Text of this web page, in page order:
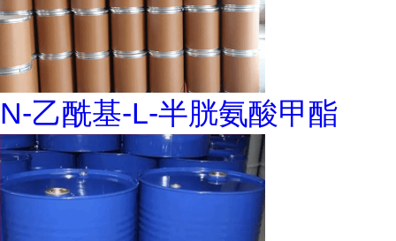
N-乙酰基-L-半胱氨酸甲酯